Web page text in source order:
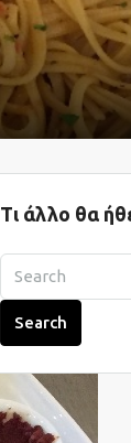
Τι άλλο θα
Search